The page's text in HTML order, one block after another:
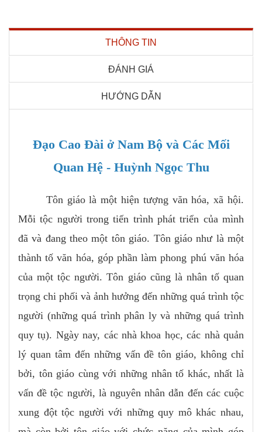
THÔNG TIN
ĐÁNH GIÁ
HƯỚNG DẪN
Đạo Cao Đài ở Nam Bộ và Các Mối
Quan Hệ - Huỳnh Ngọc Thu
Tôn giáo là một hiện tượng văn hóa, xã hội.
Mỗi tộc người trong tiến trình phát triển của mình
đã và đang theo một tôn giáo. Tôn giáo như là một
thành tố văn hóa, góp phần làm phong phú văn hóa
của một tộc người. Tôn giáo cũng là nhân tố quan
trọng chi phối và ảnh hưởng đến những quá trình tộc
người (những quá trình phân ly và những quá trình
quy tụ). Ngày nay, các nhà khoa học, các nhà quản
lý quan tâm đến những vấn đề tôn giáo, không chỉ
bởi, tôn giáo cùng với những nhân tố khác, nhất là
vấn đề tộc người, là nguyên nhân dẫn đến các cuộc
xung đột tộc người với những quy mô khác nhau,